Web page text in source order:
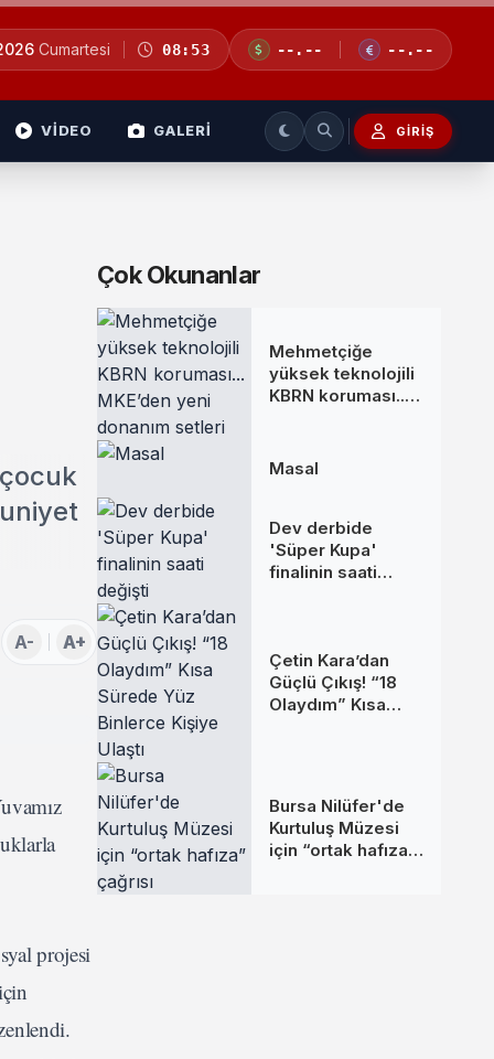
Cumartesi 08:53 --.-- --.--
VİDEO GALERİ GIRIŞ
A- A+
projesi
Çok Okunanlar
Mehmetçiğe
yüksek teknolojili
KBRN koruması...
Masal
Dev derbide
'Süper Kupa'
finalinin saati
Çetin Kara’dan
Güçlü Çıkış! “18
Olaydım” Kısa
Bursa Nilüfer'de
Kurtuluş Müzesi
için “ortak hafıza”